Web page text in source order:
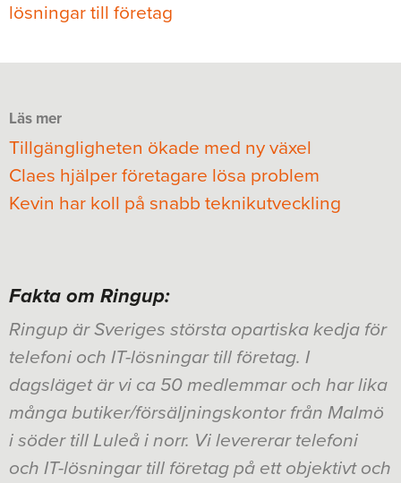
lösningar till företag
Läs mer
Tillgängligheten ökade med ny växel
Claes hjälper företagare lösa problem
Kevin har koll på snabb teknikutveckling
Fakta om Ringup:
Ringup är Sveriges största opartiska kedja för
telefoni och IT-lösningar till företag. I
dagsläget är vi ca 50 medlemmar och har lika
många butiker/försäljningskontor från Malmö
i söder till Luleå i norr. Vi levererar telefoni
och IT-lösningar till företag på ett objektivt och